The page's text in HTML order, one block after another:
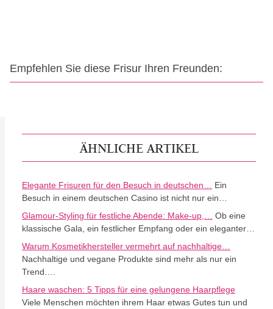
Empfehlen Sie diese Frisur Ihren Freunden:
ÄHNLICHE ARTIKEL
Elegante Frisuren für den Besuch in deutschen…
Ein
Besuch in einem deutschen Casino ist nicht nur ein…
Glamour-Styling für festliche Abende: Make-up,…
Ob eine
klassische Gala, ein festlicher Empfang oder ein eleganter…
Warum Kosmetikhersteller vermehrt auf nachhaltige…
Nachhaltige und vegane Produkte sind mehr als nur ein
Trend.…
Haare waschen: 5 Tipps für eine gelungene Haarpflege
Viele Menschen möchten ihrem Haar etwas Gutes tun und